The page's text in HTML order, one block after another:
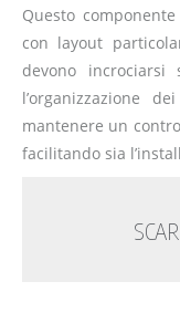
Questo
con layout
devono incrociarsi
l’organizzazione
mantenere un
facilitando sia